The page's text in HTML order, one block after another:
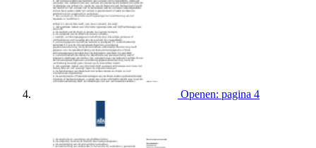
Openen: pagina 4